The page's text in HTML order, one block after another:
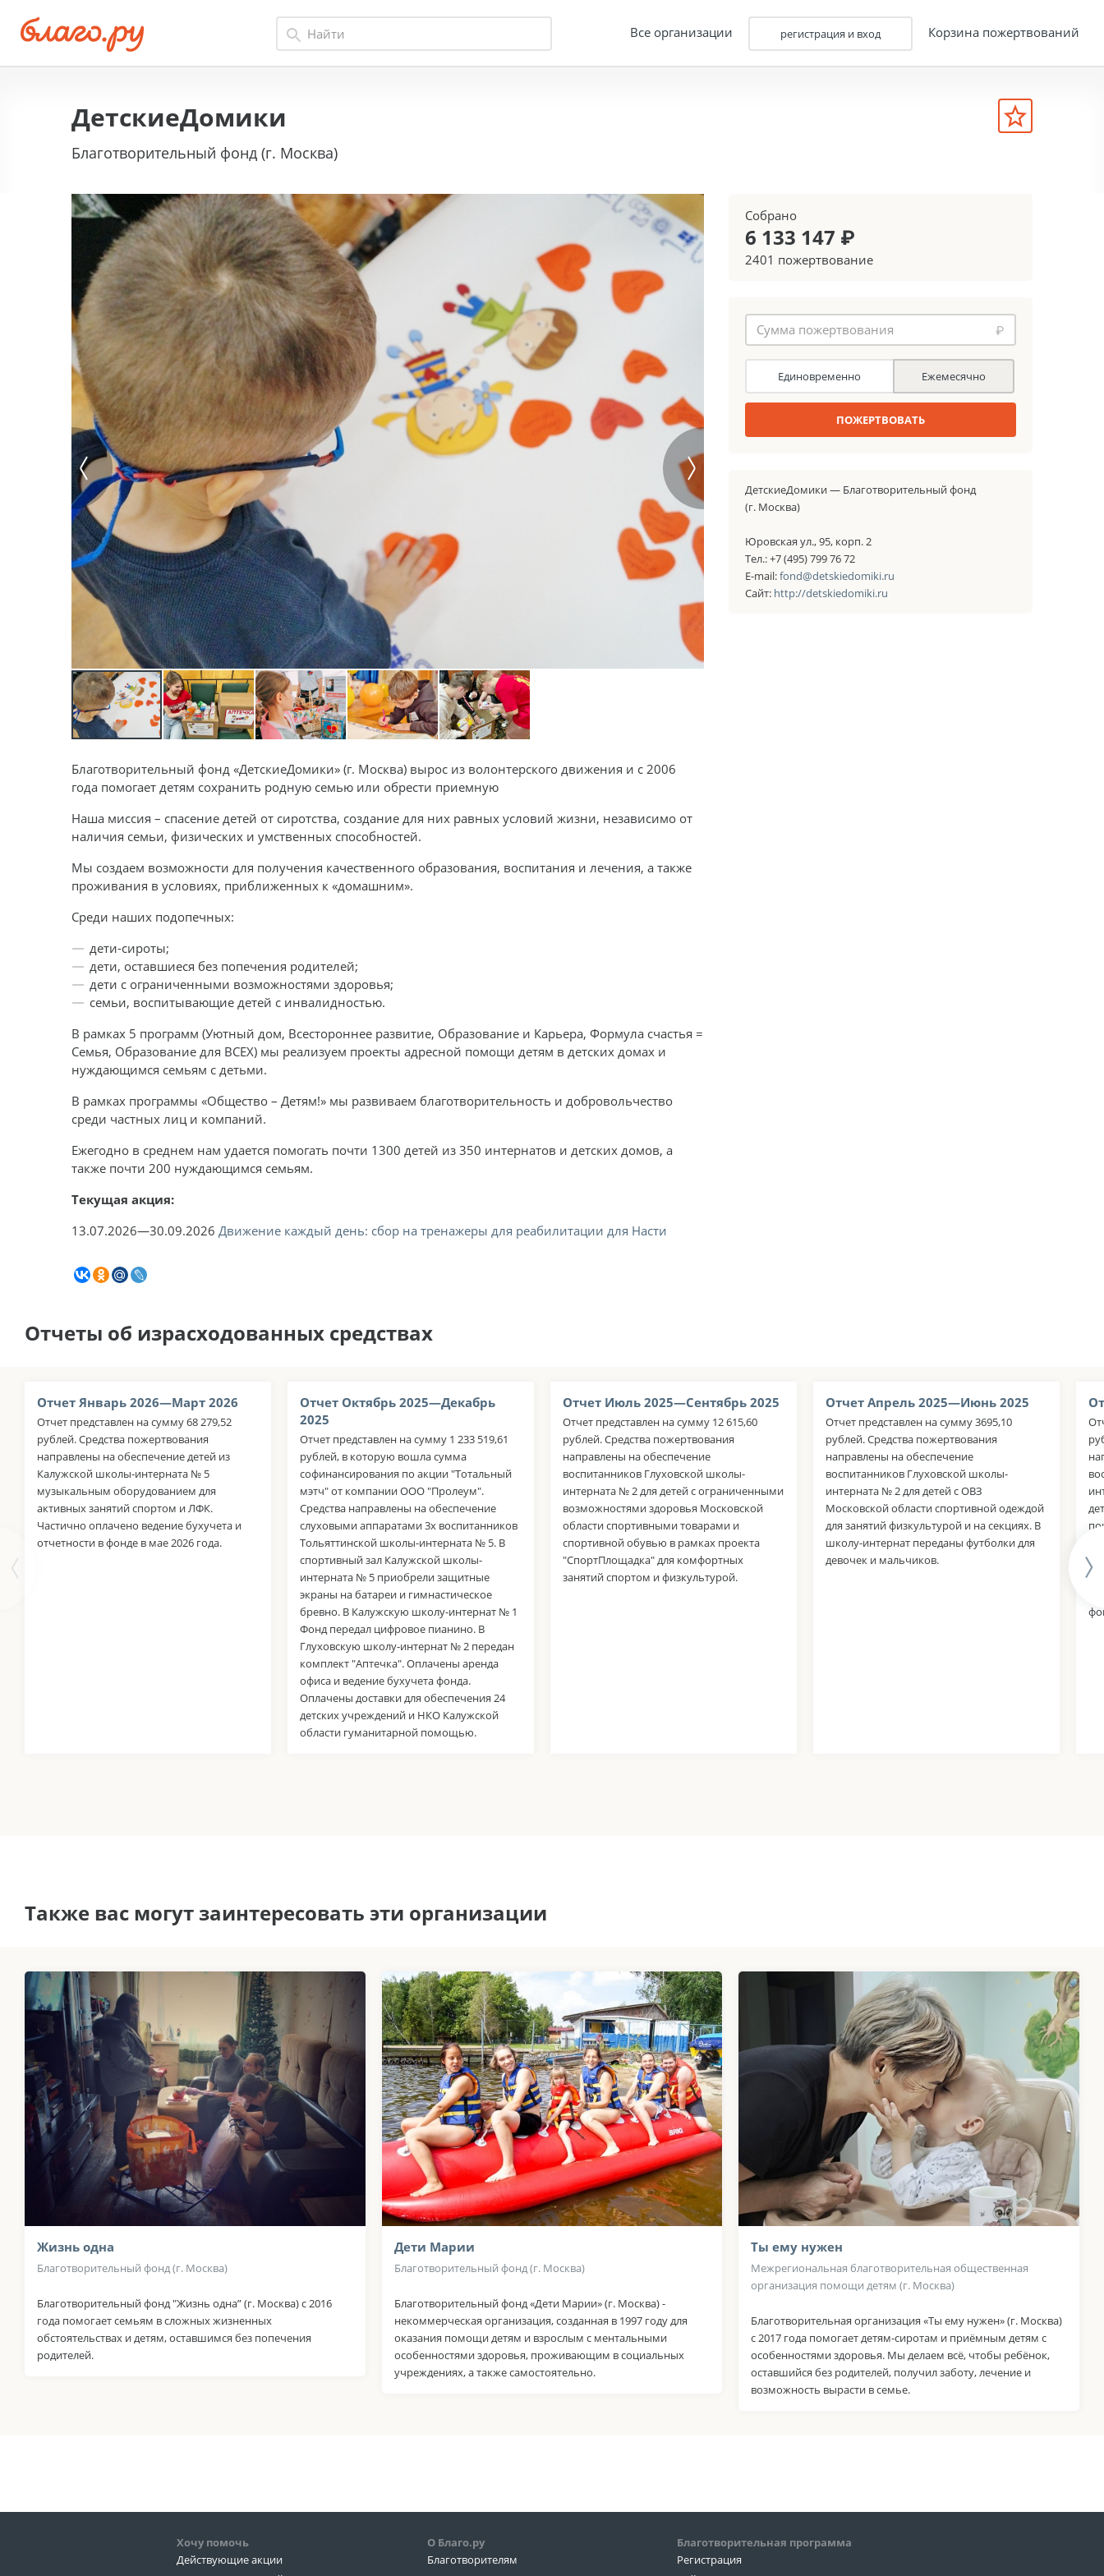
Все организации регистрация и вход Корзина пожертвований
ДетскиеДомики
Благотворительный фонд (г. Москва)
Благотворительный фонд «ДетскиеДомики» (г. Москва) вырос из волонтерского движения и с 2006
года помогает детям сохранить родную семью или обрести приемную
Наша миссия – спасение детей от сиротства, создание для них равных условий жизни, независимо от
наличия семьи, физических и умственных способностей.
Мы создаем возможности для получения качественного образования, воспитания и лечения, а также
проживания в условиях, приближенных к «домашним».
Среди наших подопечных:
дети-сироты;
дети, оставшиеся без попечения родителей;
дети с ограниченными возможностями здоровья;
семьи, воспитывающие детей с инвалидностью.
В рамках 5 программ (Уютный дом, Всестороннее развитие, Образование и Карьера, Формула счастья =
Семья, Образование для ВСЕХ) мы реализуем проекты адресной помощи детям в детских домах и
нуждающимся семьям с детьми.
В рамках программы «Общество – Детям!» мы развиваем благотворительность и добровольчество
среди частных лиц и компаний.
Ежегодно в среднем нам удается помогать почти 1300 детей из 350 интернатов и детских домов, а
также почти 200 нуждающимся семьям.
Текущая акция:
13.07.2026—30.09.2026 Движение каждый день: сбор на тренажеры для реабилитации для Насти
Собрано
6 133 147 ₽
2401 пожертвование
₽
Единовременно Ежемесячно
ПОЖЕРТВОВАТЬ
ДетскиеДомики — Благотворительный фонд
(г. Москва)
Юровская ул., 95, корп. 2
Тел.: +7 (495) 799 76 72
E-mail:fond@detskiedomiki.ru
Сайт: http://detskiedomiki.ru
Отчеты об израсходованных средствах
Отчет Январь 2026—Март 2026
Отчет представлен на сумму 68 279,52
рублей. Средства пожертвования
направлены на обеспечение детей из
Калужской школы-интерната № 5
музыкальным оборудованием для
активных занятий спортом и ЛФК.
Частично оплачено ведение бухучета и
отчетности в фонде в мае 2026 года.
Отчет Октябрь 2025—Декабрь
2025
Отчет представлен на сумму 1 233 519,61
рублей, в которую вошла сумма
софинансирования по акции "Тотальный
мэтч" от компании ООО "Пролеум".
Средства направлены на обеспечение
слуховыми аппаратами 3х воспитанников
Тольяттинской школы-интерната № 5. В
спортивный зал Калужской школы-
интерната № 5 приобрели защитные
экраны на батареи и гимнастическое
бревно. В Калужскую школу-интернат № 1
Фонд передал цифровое пианино. В
Глуховскую школу-интернат № 2 передан
комплект "Аптечка". Оплачены аренда
офиса и ведение бухучета фонда.
Оплачены доставки для обеспечения 24
детских учреждений и НКО Калужской
области гуманитарной помощью.
Отчет Июль 2025—Сентябрь 2025
Отчет представлен на сумму 12 615,60
рублей. Средства пожертвования
направлены на обеспечение
воспитанников Глуховской школы-
интерната № 2 для детей с ограниченными
возможностями здоровья Московской
области спортивными товарами и
спортивной обувью в рамках проекта
"СпортПлощадка" для комфортных
занятий спортом и физкультурой.
Отчет Апрель 2025—Июнь 2025
Отчет представлен на сумму 3695,10
рублей. Средства пожертвования
направлены на обеспечение
воспитанников Глуховской школы-
интерната № 2 для детей с ОВЗ
Московской области спортивной одеждой
для занятий физкультурой и на секциях. В
школу-интернат переданы футболки для
девочек и мальчиков.
Также вас могут заинтересовать эти организации
Жизнь одна
Благотворительный фонд (г. Москва)
Благотворительный фонд "Жизнь одна” (г. Москва) с 2016
года помогает семьям в сложных жизненных
обстоятельствах и детям, оставшимся без попечения
родителей.
Дети Марии
Благотворительный фонд (г. Москва)
Благотворительный фонд «Дети Марии» (г. Москва) -
некоммерческая организация, созданная в 1997 году для
оказания помощи детям и взрослым с ментальными
особенностями здоровья, проживающим в социальных
учреждениях, а также самостоятельно.
Ты ему нужен
Межрегиональная благотворительная общественная
организация помощи детям (г. Москва)
Благотворительная организация «Ты ему нужен» (г. Москва)
с 2017 года помогает детям-сиротам и приёмным детям с
особенностями здоровья. Мы делаем всё, чтобы ребёнок,
оставшийся без родителей, получил заботу, лечение и
возможность вырасти в семье.
Хочу помочь
Действующие акции
О Благо.ру
Благотворителям
Благотворительная программа
Регистрация